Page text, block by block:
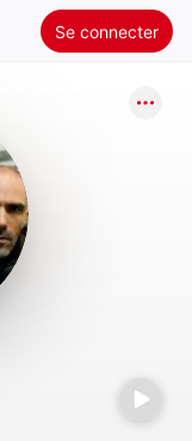
Se connecter